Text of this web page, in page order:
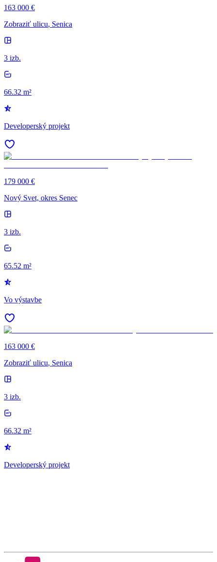
163 000 €
Zobraziť ulicu, Senica
3 izb.
66.32 m²
Developerský projekt
179 000 €
Nový Svet, okres Senec
3 izb.
65.52 m²
Vo výstavbe
163 000 €
Zobraziť ulicu, Senica
3 izb.
66.32 m²
Developerský projekt